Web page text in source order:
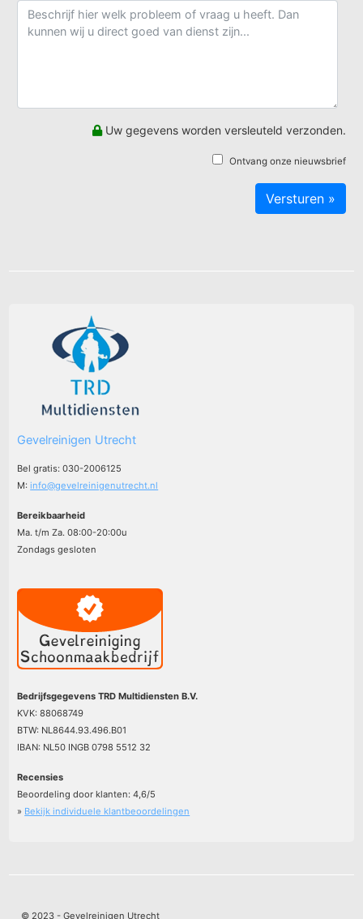
Uw gegevens worden versleuteld verzonden.
Ontvang onze nieuwsbrief
Gevelreinigen Utrecht
Bel gratis: 030-2006125
M:info@gevelreinigenutrecht.nl
Bereikbaarheid
Ma. t/m Za. 08:00-20:00u
Zondags gesloten
Bedrijfsgegevens TRD Multidiensten B.V.
KVK: 88068749
BTW: NL8644.93.496.B01
IBAN: NL50 INGB 0798 5512 32
Recensies
Beoordeling door klanten:4,6/5
» Bekijk individuele klantbeoordelingen
© 2023 - Gevelreinigen Utrecht